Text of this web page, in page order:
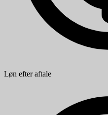
Løn efter aftale